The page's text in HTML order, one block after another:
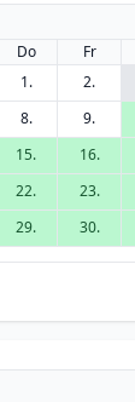
Do Fr
1.
2.
8. 9.
15. 16.
22. 23.
29. 30.